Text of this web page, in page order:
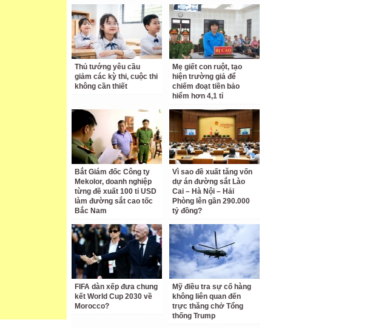
Thủ tướng yêu cầu
giảm các kỳ thi, cuộc thi
không cần thiết
Mẹ giết con ruột, tạo
hiện trường giả để
chiếm đoạt tiền bảo
hiểm hơn 4,1 tỉ
Bắt Giám đốc Công ty
Mekolor, doanh nghiệp
từng đề xuất 100 tỉ USD
làm đường sắt cao tốc
Bắc Nam
Vì sao đề xuất tăng vốn
dự án đường sắt Lào
Cai – Hà Nội – Hải
Phòng lên gần 290.000
tỷ đồng?
FIFA dàn xếp đưa chung
kết World Cup 2030 về
Morocco?
Mỹ điều tra sự cố hàng
không liên quan đến
trực thăng chở Tổng
thống Trump